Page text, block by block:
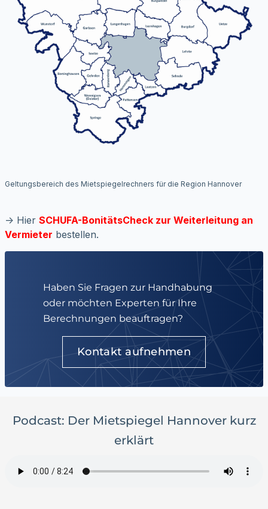
Geltungsbereich des Mietspiegelrechners für die Region Hannover
-> Hier SCHUFA-BonitätsCheck zur Weiterleitung an
Vermieter bestellen.
Haben Sie Fragen zur Handhabung
oder möchten Experten für Ihre
Berechnungen beauftragen?
Kontakt aufnehmen
Podcast: Der Mietspiegel Hannover kurz
erklärt